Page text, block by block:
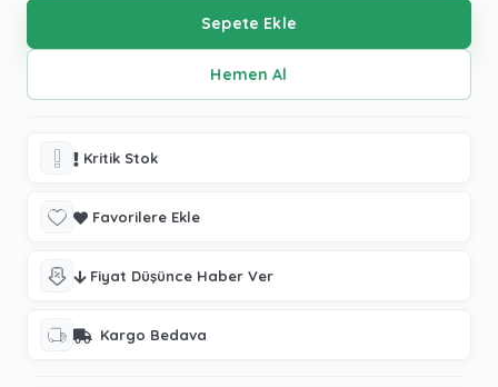
Kritik Stok
Favorilere Ekle
Fiyat Düşünce Haber Ver
Kargo Bedava